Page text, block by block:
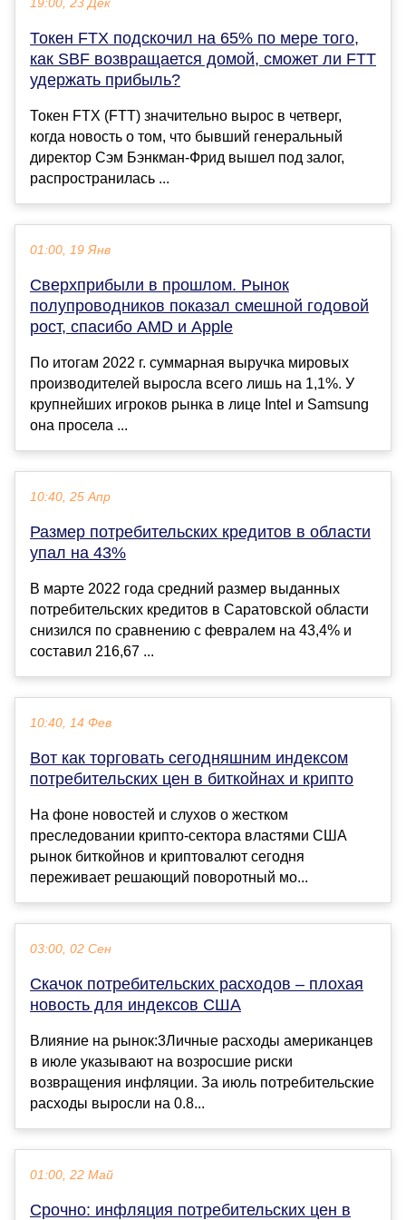
19:00, 23 Дек
Токен FTX подскочил на 65% по мере того,
как SBF возвращается домой, сможет ли FTT
удержать прибыль?
Токен FTX (FTT) значительно вырос в четверг,
когда новость о том, что бывший генеральный
директор Сэм Бэнкман-Фрид вышел под залог,
распространилась ...
01:00, 19 Янв
Сверхприбыли в прошлом. Рынок
полупроводников показал смешной годовой
рост, спасибо AMD и Apple
По итогам 2022 г. суммарная выручка мировых
производителей выросла всего лишь на 1,1%. У
крупнейших игроков рынка в лице Intel и Samsung
она просела ...
10:40, 25 Апр
Размер потребительских кредитов в области
упал на 43%
В марте 2022 года средний размер выданных
потребительских кредитов в Саратовской области
снизился по сравнению с февралем на 43,4% и
составил 216,67 ...
10:40, 14 Фев
Вот как торговать сегодняшним индексом
потребительских цен в биткойнах и крипто
На фоне новостей и слухов о жестком
преследовании крипто-сектора властями США
рынок биткойнов и криптовалют сегодня
переживает решающий поворотный мо...
03:00, 02 Сен
Скачок потребительских расходов – плохая
новость для индексов США
Влияние на рынок:3Личные расходы американцев
в июле указывают на возросшие риски
возвращения инфляции. За июль потребительские
расходы выросли на 0.8...
01:00, 22 Май
Срочно: инфляция потребительских цен в